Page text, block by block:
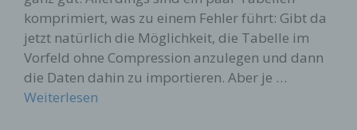
komprimiert, was zu einem Fehler führt: Gibt da
jetzt natürlich die Möglichkeit, die Tabelle im
Vorfeld ohne Compression anzulegen und dann
die Daten dahin zu importieren. Aber je …
Weiterlesen